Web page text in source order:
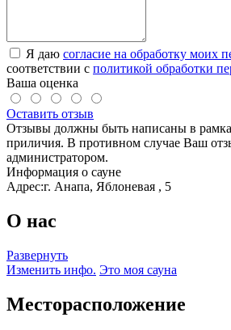
Я даю согласие на обработку моих
соответствии с политикой обработки
Ваша оценка
Оставить отзыв
Отзывы должны быть написаны в
приличия. В противном случае Ваш
администратором.
Информация о сауне
Адрес:г. Анапа, Яблоневая , 5
О нас
Развернуть
Изменить инфо. Это моя сауна
Месторасположение